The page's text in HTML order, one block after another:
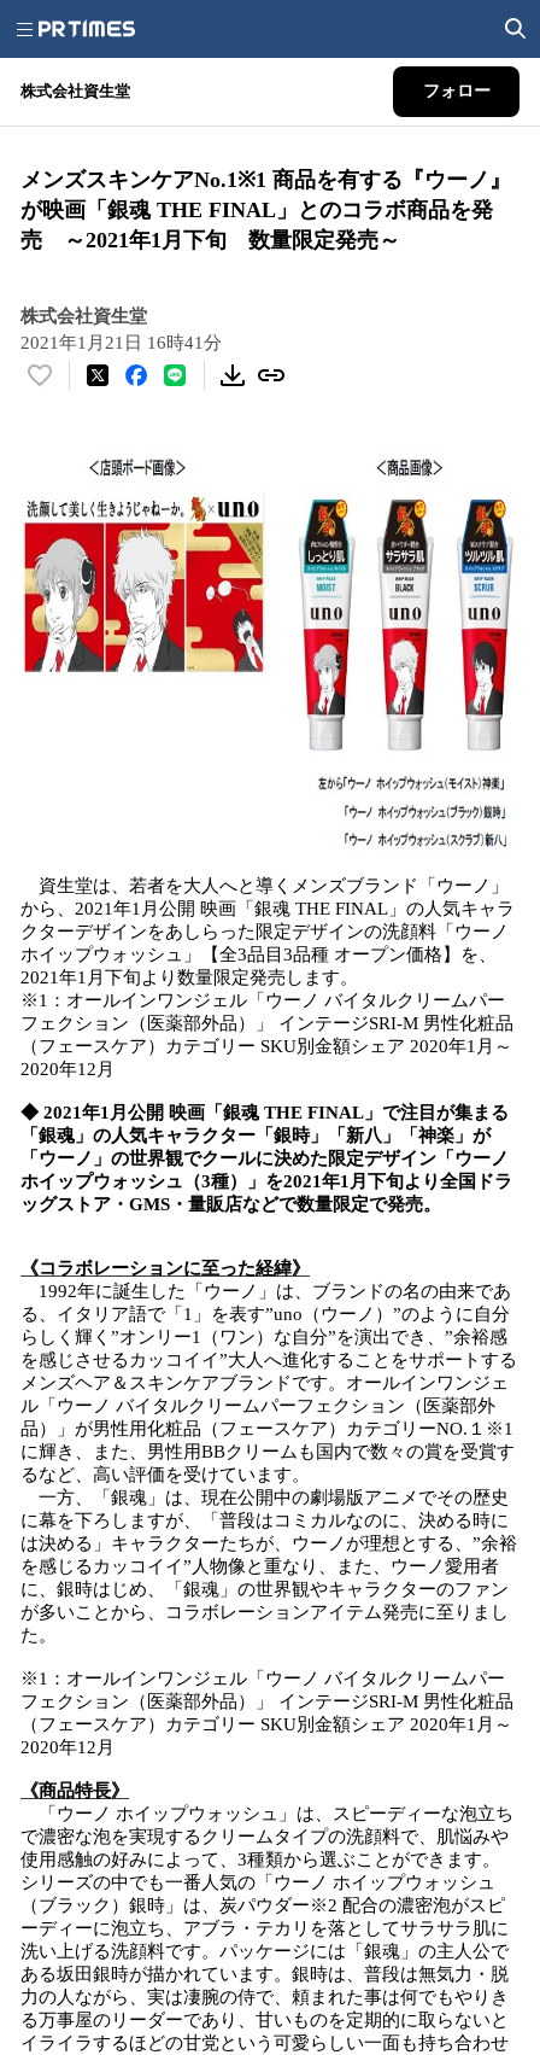
株式会社資生堂 フォロー
メンズスキンケアNo.1※1 商品を有する『ウーノ』
が映画「銀魂 THE FINAL」とのコラボ商品を発
売 ～2021年1月下旬 数量限定発売～
株式会社資生堂
2021年1月21日 16時41分
い
を
読
み
込
み
中
で
資生堂は、若者を大人へと導くメンズブランド「ウーノ」
から、2021年1月公開 映画「銀魂 THE FINAL」の人気キャラ
クターデザインをあしらった限定デザインの洗顔料「ウーノ
ホイップウォッシュ」【全3品目3品種 オープン価格】を、
2021年1月下旬より数量限定発売します。
※1：オールインワンジェル「ウーノ バイタルクリームパー
フェクション（医薬部外品）」 インテージSRI-M 男性化粧品
（フェースケア）カテゴリー SKU別金額シェア 2020年1月～
2020年12月
◆ 2021年1月公開 映画「銀魂 THE FINAL」で注目が集まる
「銀魂」の人気キャラクター「銀時」「新八」「神楽」が
「ウーノ」の世界観でクールに決めた限定デザイン「ウーノ
ホイップウォッシュ（3種）」を2021年1月下旬より全国ドラ
ッグストア・GMS・量販店などで数量限定で発売。
《コラボレーションに至った経緯》
1992年に誕生した「ウーノ」は、ブランドの名の由来であ
る、イタリア語で「1」を表す”uno（ウーノ）”のように自分
らしく輝く”オンリー1（ワン）な自分”を演出でき、”余裕感
を感じさせるカッコイイ”大人へ進化することをサポートする
メンズヘア＆スキンケアブランドです。オールインワンジェ
ル「ウーノ バイタルクリームパーフェクション（医薬部外
品）」が男性用化粧品（フェースケア）カテゴリーNO.１※1
に輝き、また、男性用BBクリームも国内で数々の賞を受賞す
るなど、高い評価を受けています。
一方、「銀魂」は、現在公開中の劇場版アニメでその歴史
に幕を下ろしますが、「普段はコミカルなのに、決める時に
は決める」キャラクターたちが、ウーノが理想とする、”余裕
を感じるカッコイイ”人物像と重なり、また、ウーノ愛用者
に、銀時はじめ、「銀魂」の世界観やキャラクターのファン
が多いことから、コラボレーションアイテム発売に至りまし
た。
※1：オールインワンジェル「ウーノ バイタルクリームパー
フェクション（医薬部外品）」 インテージSRI-M 男性化粧品
（フェースケア）カテゴリー SKU別金額シェア 2020年1月～
2020年12月
《商品特長》
「ウーノ ホイップウォッシュ」は、スピーディーな泡立ち
で濃密な泡を実現するクリームタイプの洗顔料で、肌悩みや
使用感触の好みによって、3種類から選ぶことができます。
シリーズの中でも一番人気の「ウーノ ホイップウォッシュ
（ブラック）銀時」は、炭パウダー※2 配合の濃密泡がスピ
ーディーに泡立ち、アブラ・テカリを落としてサラサラ肌に
洗い上げる洗顔料です。パッケージには「銀魂」の主人公で
ある坂田銀時が描かれています。銀時は、普段は無気力・脱
力の人ながら、実は凄腕の侍で、頼まれた事は何でもやりき
る万事屋のリーダーであり、甘いものを定期的に取らないと
イライラするほどの甘党という可愛らしい一面も持ち合わせ